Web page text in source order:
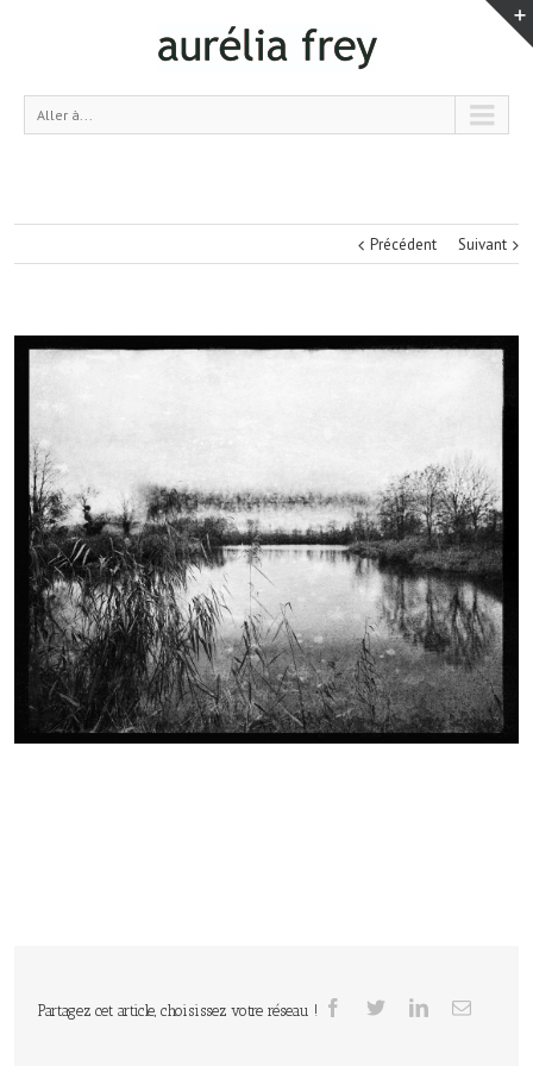
Aller à...
Précédent Suivant
Partagez cet article, choisissez votre réseau !